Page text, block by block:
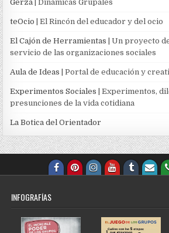
Gerza | Dinámicas Grupales
teOcio | El Rincón del educador y del ocio
El Cajón de Herramientas | Un proyecto
servicio de las organizaciones sociales
Aula de Ideas | Portal de educación y
Experimentos Sociales | Experimentos,
presunciones de la vida cotidiana
La Botica del Orientador
INFOGRAFÍAS